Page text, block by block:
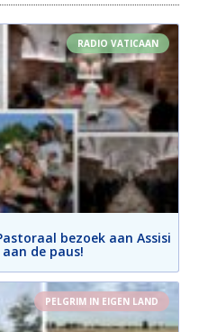
RADIO VATICAAN
bezoek aan Assisi
de paus!
PELGRIM IN EIGEN LAND